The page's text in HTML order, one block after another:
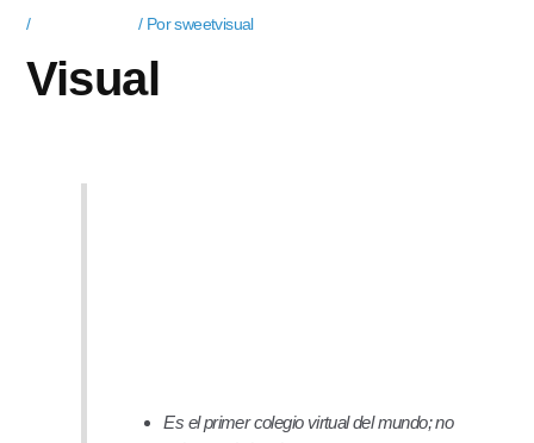
/ / Porsweetvisual
Visual
Es el primer colegio virtual del mundo; no